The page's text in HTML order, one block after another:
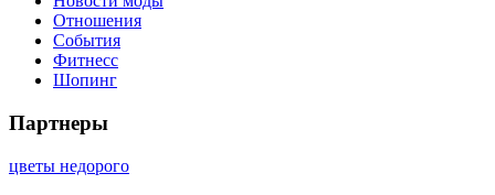
Отношения
События
Фитнесс
Шопинг
Партнеры
цветы недорого